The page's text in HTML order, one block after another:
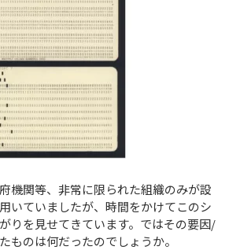
機関等、非常に限られた組織のみが設
いていましたが、時間をかけてこのシ
りを見せてきています。ではその要因/
ものは何だったのでしょうか。